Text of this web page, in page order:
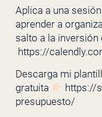
Aplica a una
aprender a
salto a la inversión
https://
Descarga mi
gratuita
https://
presupuesto/